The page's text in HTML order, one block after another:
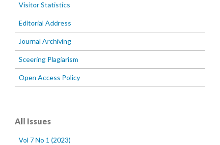
Visitor Statistics
Editorial Address
Journal Archiving
Sceering Plagiarism
Open Access Policy
All Issues
Vol 7 No 1 (2023)